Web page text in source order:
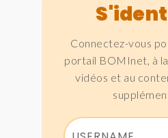
Connectez-vous
portail BOMInet, à
vidéos et au